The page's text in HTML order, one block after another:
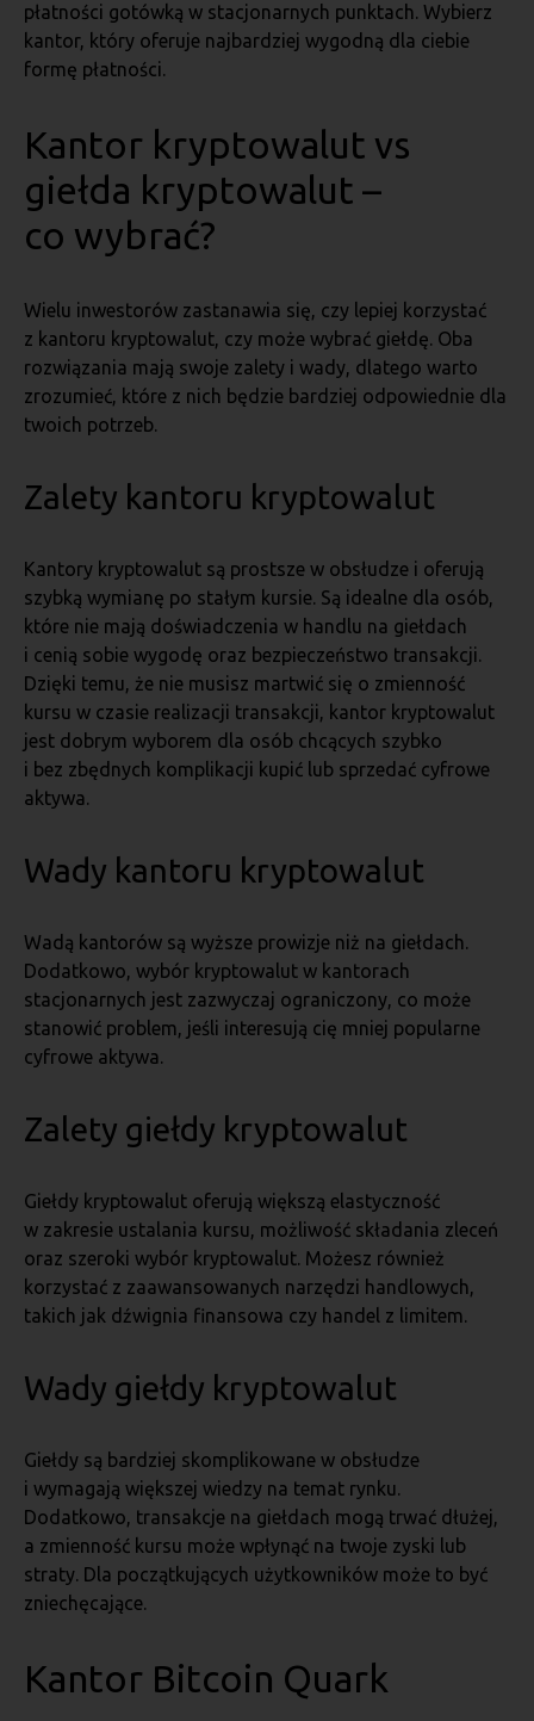
płatności gotówką w stacjonarnych punktach. Wybierz
kantor, który oferuje najbardziej wygodną dla ciebie
formę płatności.
Kantor kryptowalut vs
giełda kryptowalut –
co wybrać?
Wielu inwestorów zastanawia się, czy lepiej korzystać
z kantoru kryptowalut, czy może wybrać giełdę. Oba
rozwiązania mają swoje zalety i wady, dlatego warto
zrozumieć, które z nich będzie bardziej odpowiednie dla
twoich potrzeb.
Zalety kantoru kryptowalut
Kantory kryptowalut są prostsze w obsłudze i oferują
szybką wymianę po stałym kursie. Są idealne dla osób,
które nie mają doświadczenia w handlu na giełdach
i cenią sobie wygodę oraz bezpieczeństwo transakcji.
Dzięki temu, że nie musisz martwić się o zmienność
kursu w czasie realizacji transakcji, kantor kryptowalut
jest dobrym wyborem dla osób chcących szybko
i bez zbędnych komplikacji kupić lub sprzedać cyfrowe
aktywa.
Wady kantoru kryptowalut
Wadą kantorów są wyższe prowizje niż na giełdach.
Dodatkowo, wybór kryptowalut w kantorach
stacjonarnych jest zazwyczaj ograniczony, co może
stanowić problem, jeśli interesują cię mniej popularne
cyfrowe aktywa.
Zalety giełdy kryptowalut
Giełdy kryptowalut oferują większą elastyczność
w zakresie ustalania kursu, możliwość składania zleceń
oraz szeroki wybór kryptowalut. Możesz również
korzystać z zaawansowanych narzędzi handlowych,
takich jak dźwignia finansowa czy handel z limitem.
Wady giełdy kryptowalut
Giełdy są bardziej skomplikowane w obsłudze
i wymagają większej wiedzy na temat rynku.
Dodatkowo, transakcje na giełdach mogą trwać dłużej,
a zmienność kursu może wpłynąć na twoje zyski lub
straty. Dla początkujących użytkowników może to być
zniechęcające.
Kantor Bitcoin Quark